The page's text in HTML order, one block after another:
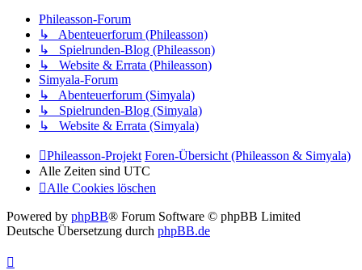
Phileasson-Forum
↳ Abenteuerforum (Phileasson)
↳ Spielrunden-Blog (Phileasson)
↳ Website & Errata (Phileasson)
Simyala-Forum
↳ Abenteuerforum (Simyala)
↳ Spielrunden-Blog (Simyala)
↳ Website & Errata (Simyala)
Phileasson-Projekt Foren-Übersicht (Phileasson & Simyala)
Alle Zeiten sind UTC
Alle Cookies löschen
Powered by phpBB® Forum Software © phpBB Limited
Deutsche Übersetzung durch phpBB.de